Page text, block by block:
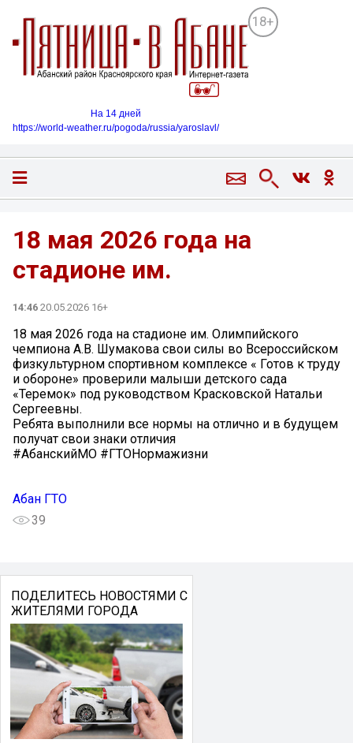
18+
На 14 дней
https://world-weather.ru/pogoda/russia/yaroslavl/
18 мая 2026 года на
стадионе им.
14:46 20.05.2026 16+
18 мая 2026 года на стадионе им. Олимпийского
чемпиона А.В. Шумакова свои силы во Всероссийском
физкультурном спортивном комплексе « Готов к труду
и обороне» проверили малыши детского сада
«Теремок» под руководством Красковской Натальи
Сергеевны.
Ребята выполнили все нормы на отлично и в будущем
получат свои знаки отличия️
#АбанскийМО #ГТОНормажизни
Абан ГТО
39
ПОДЕЛИТЕСЬ НОВОСТЯМИ С
ЖИТЕЛЯМИ ГОРОДА